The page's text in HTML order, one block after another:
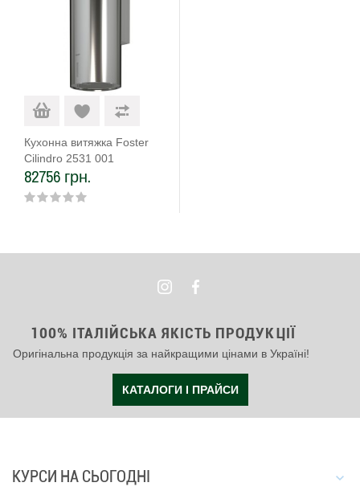
Кухонна витяжка Foster
Cilindro 2531 001
82756 грн.
100% ІТАЛІЙСЬКА ЯКІСТЬ ПРОДУКЦІЇ
Оригінальна продукція за найкращими цінами в Україні!
КАТАЛОГИ І ПРАЙСИ
КУРСИ НА СЬОГОДНІ